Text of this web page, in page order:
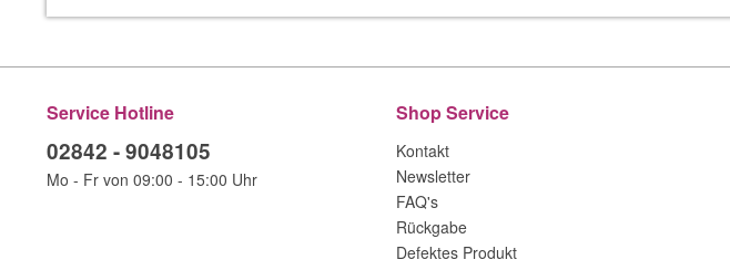
Service Hotline
02842 - 9048105
Mo - Fr von 09:00 - 15:00 Uhr
Shop Service
Kontakt
Newsletter
FAQ's
Rückgabe
Defektes Produkt